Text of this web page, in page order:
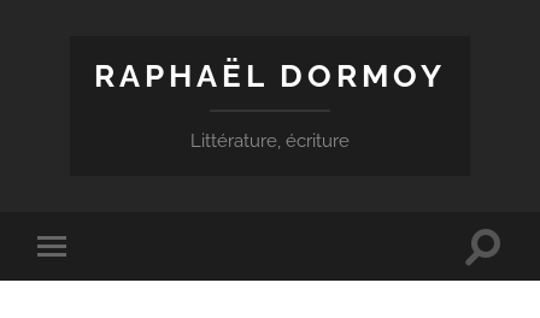
RAPHAËL DORMOY
Littérature, écriture
Toggle
mobile
Toggle